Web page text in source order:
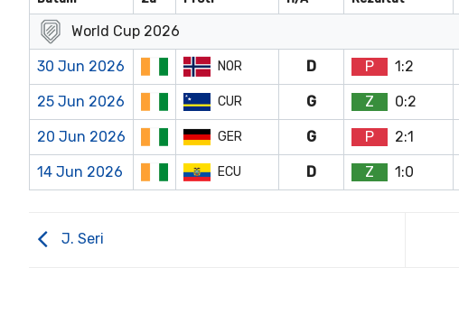
World Cup 2026
30 Jun 2026 NOR D P 1:2
25 Jun 2026 CUR G Z 0:2
20 Jun 2026 GER G P 2:1
14 Jun 2026 ECU D Z 1:0
J. Seri